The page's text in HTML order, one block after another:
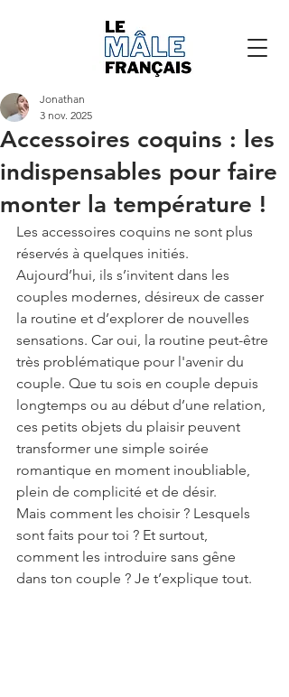
Accessoires coquins : les
indispensables pour faire
monter la température !
Jonathan
3 nov. 2025
Les accessoires coquins ne sont plus
réservés à quelques initiés.
Aujourd’hui, ils s’invitent dans les
couples modernes, désireux de casser
la routine et d’explorer de nouvelles
sensations. Car oui, la routine peut-être
très problématique pour l'avenir du
couple. Que tu sois en couple depuis
longtemps ou au début d’une relation,
ces petits objets du plaisir peuvent
transformer une simple soirée
romantique en moment inoubliable,
plein de complicité et de désir.
Mais comment les choisir ? Lesquels
sont faits pour toi ? Et surtout,
comment les introduire sans gêne
dans ton couple ? Je t’explique tout.